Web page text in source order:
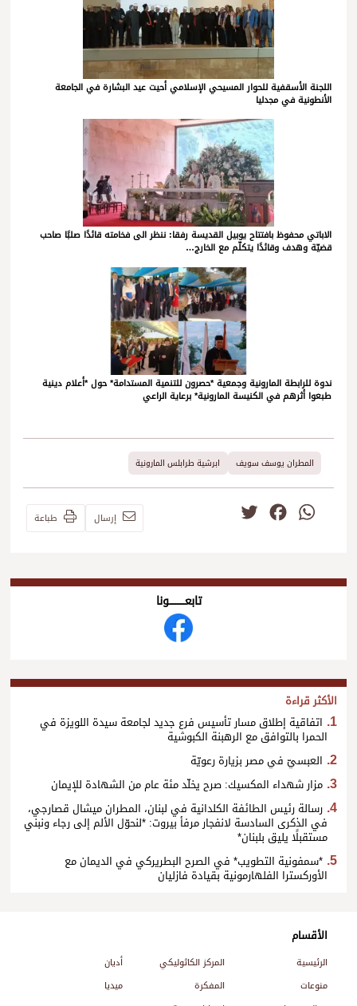
اللجنة الأسقفية للحوار المسيحي الإسلامي أحيت عيد البشارة في الجامعة
الأنطونية في مجدليا
الاباتي محفوظ بافتتاح يوبيل القديسة رفقا: ننظر الى فخامته قائدًا صلبًا صاحب
قضيّة وهدف وقائدًا يتكلّم مع الخارج…
ندوة للرابطة المارونية وجمعية *حصرون للتنمية المستدامة* حول *أعلام دينية
طبعوا أثرهم في الكنيسة المارونية* برعاية الراعي
المطران يوسف سويف ابرشية طرابلس المارونية
WhatsApp
Facebook إرسال طباعة
تابعــــــــــونا
الأكثر قراءة
اتفاقية إطلاق مسار تأسيس فرع جديد لجامعة سيدة اللويزة في
الحمرا بالتوافق مع الرهبنة الكبوشية
العبسيّ في مصر بزيارة رعويّة
مزار شهداء المكسيك: صرح يخلّد مئة عام من الشهادة للإيمان
رسالة رئيس الطائفة الكلدانية في لبنان، المطران ميشال قصارجي،
في الذكرى السادسة لانفجار مرفأ بيروت: *لنحوّل الألم إلى رجاء ونبني
مستقبلًا يليق بلبنان*
*سمفونية التطويب* في الصرح البطريركي في الديمان مع
الأوركسترا الفلهارمونية بقيادة فازليان
الأقسام
الرئيسية المركز الكاثوليكي
أديان
منوعات
المفكرة
ميديا